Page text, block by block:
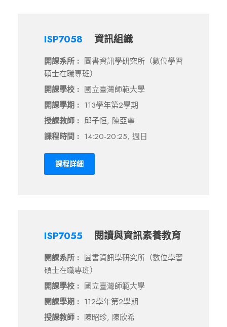
ISP7058 資訊組織
開課系所 : 圖書資訊學研究所（數位學習
碩士在職專班）
開課學校 : 國立臺灣師範大學
開課學期 : 113學年第2學期
授課教師 : 邱子恒, 陳亞寧
課程時間 : 14:20-20:25, 週日
課程詳細
ISP7055 閱讀與資訊素養教育
開課系所 : 圖書資訊學研究所（數位學習
碩士在職專班）
開課學校 : 國立臺灣師範大學
開課學期 : 112學年第2學期
授課教師 : 陳昭珍, 陳欣希